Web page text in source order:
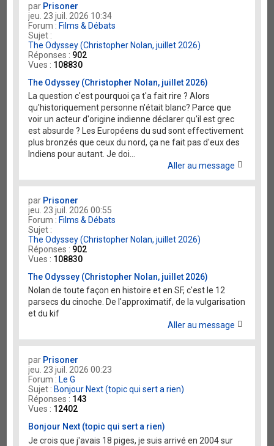
par Prisoner
jeu. 23 juil. 2026 10:34
Forum : Films & Débats
Sujet :
The Odyssey (Christopher Nolan, juillet 2026)
Réponses : 902
Vues : 108830
The Odyssey (Christopher Nolan, juillet 2026)
La question c'est pourquoi ça t'a fait rire ? Alors
qu'historiquement personne n'était blanc? Parce que
voir un acteur d'origine indienne déclarer qu'il est grec
est absurde ? Les Européens du sud sont effectivement
plus bronzés que ceux du nord, ça ne fait pas d'eux des
Indiens pour autant. Je doi...
Aller au message
par Prisoner
jeu. 23 juil. 2026 00:55
Forum : Films & Débats
Sujet :
The Odyssey (Christopher Nolan, juillet 2026)
Réponses : 902
Vues : 108830
The Odyssey (Christopher Nolan, juillet 2026)
Nolan de toute façon en histoire et en SF, c'est le 12
parsecs du cinoche. De l'approximatif, de la vulgarisation
et du kif
Aller au message
par Prisoner
jeu. 23 juil. 2026 00:23
Forum : Le G
Sujet : Bonjour Next (topic qui sert a rien)
Réponses : 143
Vues : 12402
Bonjour Next (topic qui sert a rien)
Je crois que j'avais 18 piges, je suis arrivé en 2004 sur